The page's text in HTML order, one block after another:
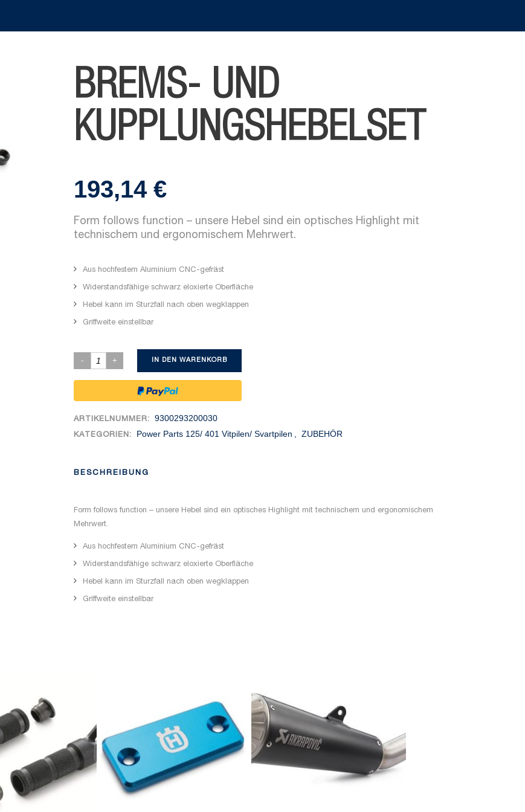
BREMS- UND
KUPPLUNGSHEBELSET
193,14 €
Form follows function – unsere Hebel sind ein optisches Highlight mit
technischem und ergonomischem Mehrwert.
Aus hochfestem Aluminium CNC-gefräst
Widerstandsfähige schwarz eloxierte Oberfläche
Hebel kann im Sturzfall nach oben wegklappen
Griffweite einstellbar
IN DEN WARENKORB
ARTIKELNUMMER: 9300293200030
KATEGORIEN: Power Parts 125/ 401 Vitpilen/ Svartpilen ZUBEHÖR
BESCHREIBUNG
Form follows function – unsere Hebel sind ein optisches Highlight mit technischem und ergonomischem
Mehrwert.
Aus hochfestem Aluminium CNC-gefräst
Widerstandsfähige schwarz eloxierte Oberfläche
Hebel kann im Sturzfall nach oben wegklappen
Griffweite einstellbar